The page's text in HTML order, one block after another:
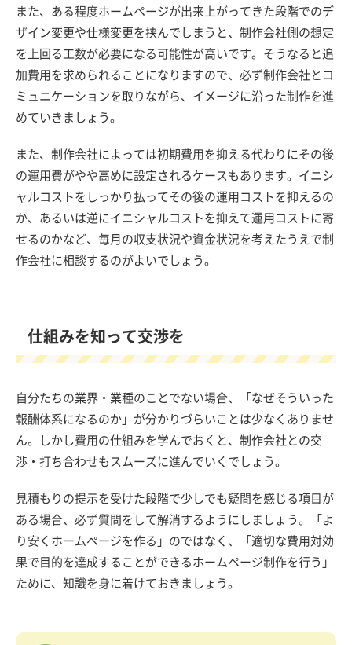
また、ある程度ホームページが出来上がってきた段階でのデ
ザイン変更や仕様変更を挟んでしまうと、制作会社側の想定
を上回る工数が必要になる可能性が高いです。そうなると追
加費用を求められることになりますので、必ず制作会社とコ
ミュニケーションを取りながら、イメージに沿った制作を進
めていきましょう。
また、制作会社によっては初期費用を抑える代わりにその後
の運用費がやや高めに設定されるケースもあります。イニシ
ャルコストをしっかり払ってその後の運用コストを抑えるの
か、あるいは逆にイニシャルコストを抑えて運用コストに寄
せるのかなど、毎月の収支状況や資金状況を考えたうえで制
作会社に相談するのがよいでしょう。
仕組みを知って交渉を
自分たちの業界・業種のことでない場合、「なぜそういった
報酬体系になるのか」が分かりづらいことは少なくありませ
ん。しかし費用の仕組みを学んでおくと、制作会社との交
渉・打ち合わせもスムーズに進んでいくでしょう。
見積もりの提示を受けた段階で少しでも疑問を感じる項目が
ある場合、必ず質問をして解消するようにしましょう。「よ
り安くホームページを作る」のではなく、「適切な費用対効
果で目的を達成することができるホームページ制作を行う」
ために、知識を身に着けておきましょう。